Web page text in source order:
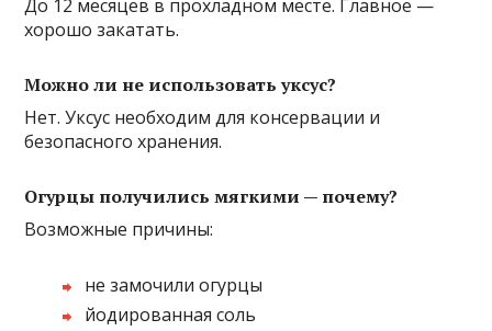
До 12 месяцев в прохладном месте. Главное —
хорошо закатать.
Можно ли не использовать уксус?
Нет. Уксус необходим для консервации и
безопасного хранения.
Огурцы получились мягкими — почему?
Возможные причины:
не замочили огурцы
йодированная соль